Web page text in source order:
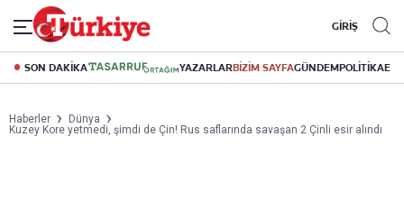
GİRİŞ
SON DAKİKA YAZARLARBİZİM SAYFAGÜNDEMPOLİTİKA
Haberler
Dünya
Kuzey Kore yetmedi, şimdi de Çin! Rus saflarında savaşan 2 Çinli esir alındı